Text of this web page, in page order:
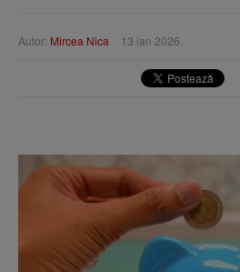
Autor: Mircea Nica 13 ian 2026